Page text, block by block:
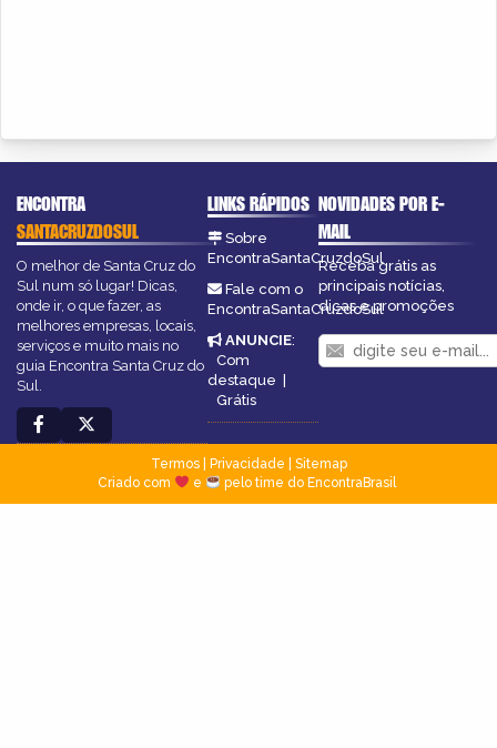
ENCONTRA
SANTACRUZDOSUL
O melhor de Santa Cruz do
Sul num só lugar! Dicas,
onde ir, o que fazer, as
melhores empresas, locais,
serviços e muito mais no
guia Encontra Santa Cruz do
Sul.
LINKS RÁPIDOS
Sobre
EncontraSantaCruzdoSul
Fale com o
EncontraSantaCruzdoSul
ANUNCIE:
Com
destaque |
Grátis
NOVIDADES POR E-
MAIL
Receba grátis as
principais notícias,
dicas e promoções
Termos| Privacidade
Sitemap
Criado com
e pelo time do EncontraBrasil